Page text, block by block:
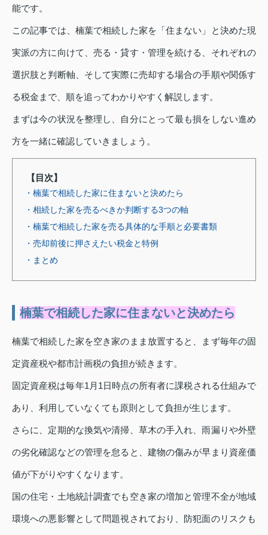
能です。
この記事では、楠葉で相続した家を「住まない」と決めた現
実派の方に向けて、売る・貸す・管理を続ける、それぞれの
選択肢と判断軸、そして実際に売却する場合の手順や関係す
る税金まで、順を追ってわかりやすく解説します。
まずは今の状況を整理し、自分にとって最も損をしない進め
方を一緒に確認していきましょう。
【目次】
・楠葉で相続した家に住まないと決めたら
・相続した家を売るべきか判断する3つの軸
・楠葉で相続した家を売る具体的な手順と必要書類
・売却前後に押さえたい税金と特例
・まとめ
楠葉で相続した家に住まないと決めたら
楠葉で相続した家を空き家のまま放置すると、まず毎年の固
定資産税や都市計画税の負担が続きます。
固定資産税は毎年1月1日時点の所有者に課税される仕組みで
あり、利用していなくても原則として負担が生じます。
さらに、定期的な換気や清掃、草木の手入れ、雨漏りや外壁
の劣化確認などの管理を怠ると、建物の傷みが早まり資産価
値が下がりやすくなります。
国の住宅・土地統計調査でも空き家の増加と管理不全が地域
環境への悪影響として問題視されており、防犯面のリスクも